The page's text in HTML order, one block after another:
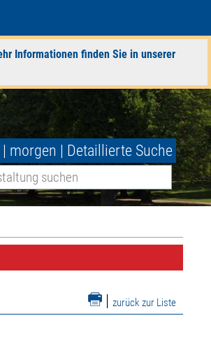
Informationen finden Sie in unserer
| morgen | Detaillierte Suche
| zurück zur Liste